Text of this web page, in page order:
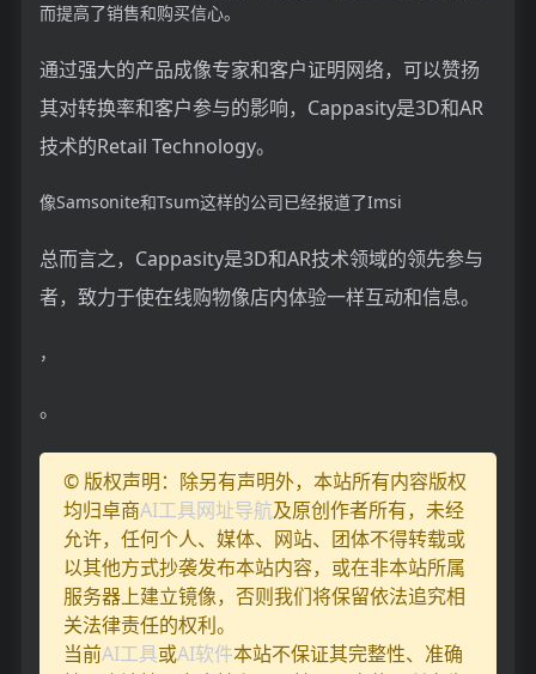
而提高了销售和购买信心。
通过强大的产品成像专家和客户证明网络，可以赞扬
其对转换率和客户参与的影响，Cappasity是3D和AR
技术的Retail Technology。
像Samsonite和Tsum这样的公司已经报道了Imsi
总而言之，Cappasity是3D和AR技术领域的领先参与
者，致力于使在线购物像店内体验一样互动和信息。
，
。
© 版权声明：除另有声明外，本站所有内容版权
均归卓商AI工具网址导航及原创作者所有，未经
允许，任何个人、媒体、网站、团体不得转载或
以其他方式抄袭发布本站内容，或在非本站所属
服务器上建立镜像，否则我们将保留依法追究相
关法律责任的权利。
当前AI工具或AI软件本站不保证其完整性、准确